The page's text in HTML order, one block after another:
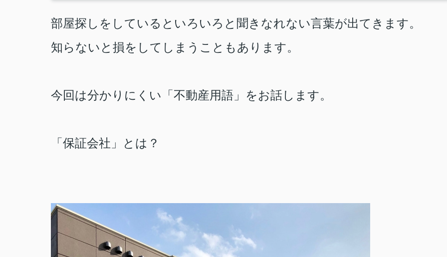
部屋探しをしているといろいろと聞きなれない言葉が出てきます。
知らないと損をしてしまうこともあります。
今回は分かりにくい「不動産用語」をお話します。
「保証会社」とは？